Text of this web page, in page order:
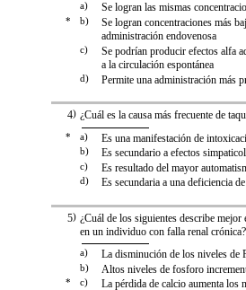
a) Se logran las mismas
* b)
Se logran concentraciones más
administración endovenosa
c)
Se podrían producir efectos alfa
a la circulación espontánea
d) Permite una administración más
)
4 ¿Cuál es la causa más frecuente de
* a) Es una manifestación de
b) Es secundario a efectos
c) Es resultado del mayor
d) Es secundaria a una deficiencia
)
5 ¿Cuál de los siguientes describe
en un individuo con falla renal crónica?
a) La disminución de los niveles de
b) Altos niveles de fosforo
* c) La pérdida de calcio aumenta los